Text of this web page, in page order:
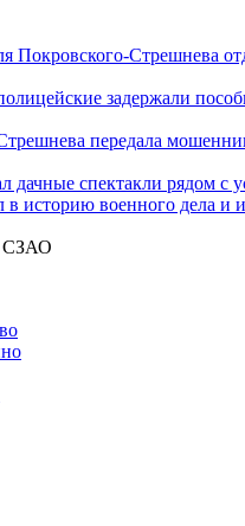
Покровского-Стрешнева
задержали
передала
дачные спектакли рядом с
историю военного дела и
СЗАО